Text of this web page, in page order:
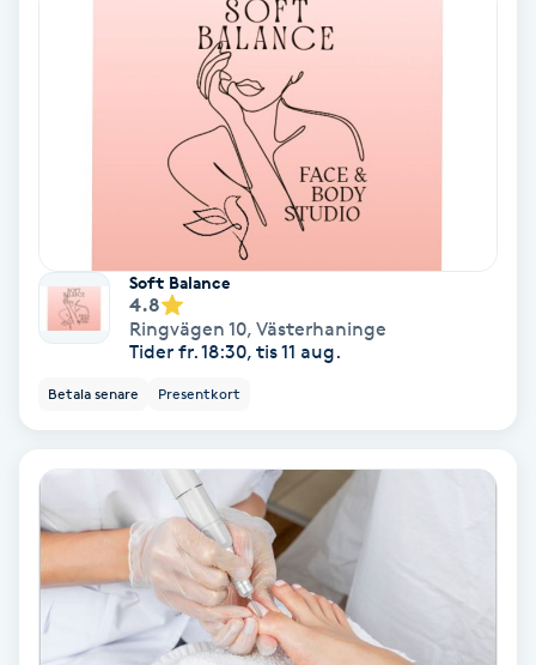
Hårbottenbehandling
Hårförlängning
Hårvård
Hälsa
Idrottsmassage
Soft Balance
4.8
Ringvägen 10, Västerhaninge
Tider fr. 18:30, tis 11 aug.
Betala senare Presentkort